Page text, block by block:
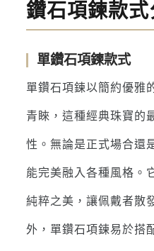
鑽石項鍊款式
單鑽石項鍊款式
單鑽石項鍊以簡約優雅
青睞，這種經典珠寶的
性。無論是正式場合還
能完美融入各種風格。
純粹之美，讓佩戴者散
外，單鑽石項鍊易於搭